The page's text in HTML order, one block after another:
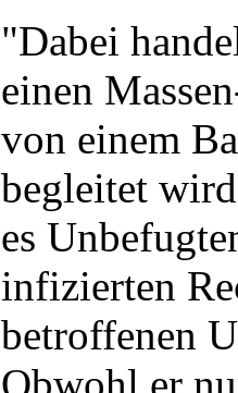
"Dabei
einen
von einem
begleitet
es
infizierten
betroffenen